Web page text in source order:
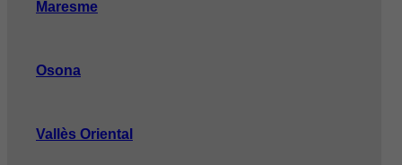
Maresme
Osona
Vallès Oriental